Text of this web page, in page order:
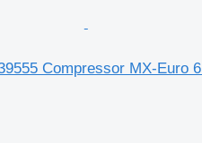
Compressor MX-Euro